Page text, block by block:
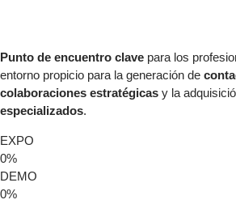
Punto de encuentro clave para los
entorno propicio para la generación de
colaboraciones estratégicas y la
especializados.
EXPO
0%
DEMO
0%